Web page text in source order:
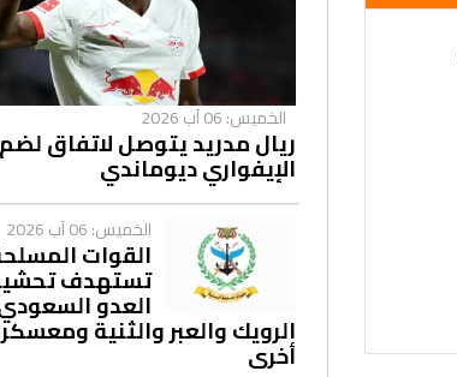
الخميس: 06 آب 2026
ريال مدريد يتوصل لاتفاق لضم
الإيفواري ديوماندي
الخميس: 06 آب 2026
القوات
تستهدف
العدو
الرويك والعبر والثنية
أخرى